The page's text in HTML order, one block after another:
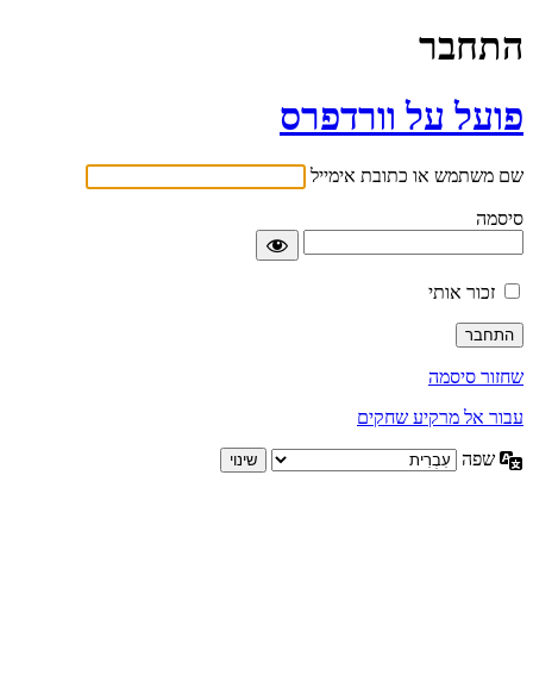
התחבר
פועל על וורדפרס
שם משתמש או כתובת אימייל
סיסמה
זכור אותי
שחזור סיסמה
עבור אל מרקיע שחקים
שפה